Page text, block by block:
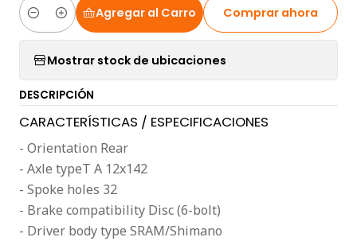
Cantidad
Agregar al Carro Comprar ahora
Mostrar stock de ubicaciones
DESCRIPCIÓN
CARACTERÍSTICAS / ESPECIFICACIONES
- Orientation Rear
- Axle typeT A 12x142
- Spoke holes 32
- Brake compatibility Disc (6-bolt)
- Driver body type SRAM/Shimano